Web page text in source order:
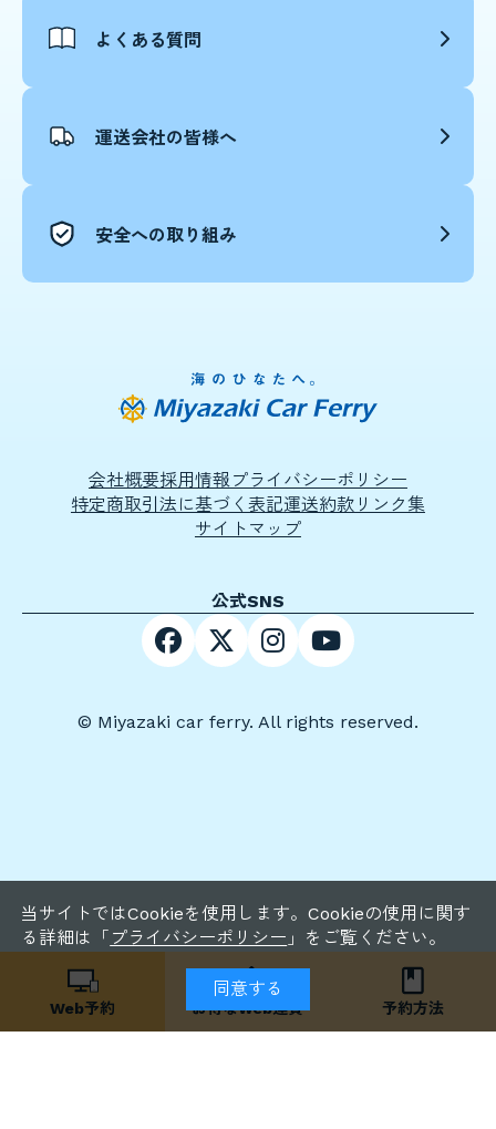
当サイトではCookieを使用します。Cookieの使用に関す
る詳細は「 プライバシーポリシー 」をご覧ください。
同意する
よくある質問
運送会社の皆様へ
安全への取り組み
会社概要採用情報プライバシーポリシー
特定商取引法に基づく表記運送約款リンク集
サイトマップ
公式SNS
© Miyazaki car ferry. All rights reserved.
Web予約 お得なWeb運賃 予約方法